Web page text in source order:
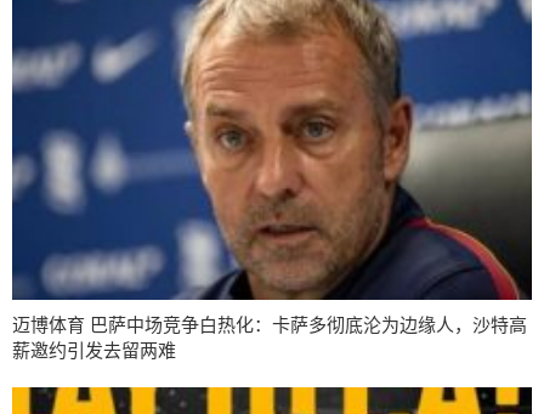
迈博体育 巴萨中场竞争白热化：卡萨多彻底沦为边缘人，沙特高
薪邀约引发去留两难